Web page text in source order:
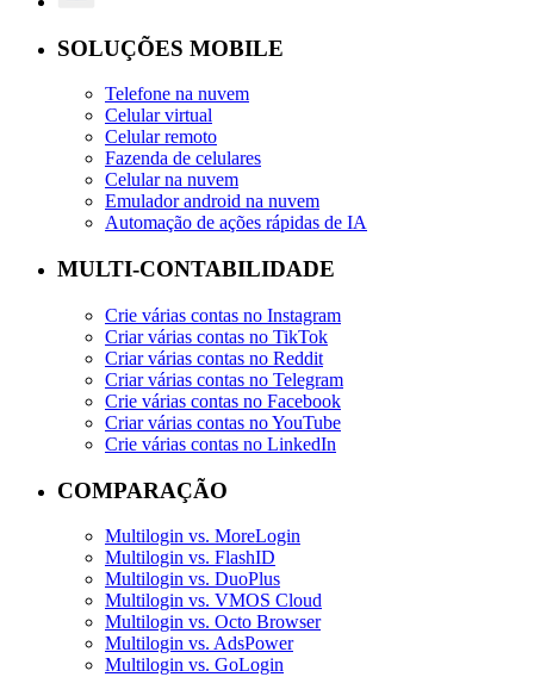
SOLUÇÕES MOBILE
Telefone na nuvem
Celular virtual
Celular remoto
Fazenda de celulares
Celular na nuvem
Emulador android na nuvem
Automação de ações rápidas de IA
MULTI-CONTABILIDADE
Crie várias contas no Instagram
Criar várias contas no TikTok
Criar várias contas no Reddit
Criar várias contas no Telegram
Crie várias contas no Facebook
Criar várias contas no YouTube
Crie várias contas no LinkedIn
COMPARAÇÃO
Multilogin vs. MoreLogin
Multilogin vs. FlashID
Multilogin vs. DuoPlus
Multilogin vs. VMOS Cloud
Multilogin vs. Octo Browser
Multilogin vs. AdsPower
Multilogin vs. GoLogin